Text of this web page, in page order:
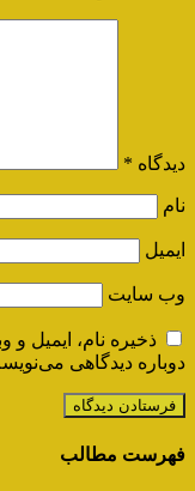
دیدگاه *
نام
ایمیل
وب‌ سایت
ذخیره نام، ایمیل
دوباره دیدگاهی
فهرست مطالب